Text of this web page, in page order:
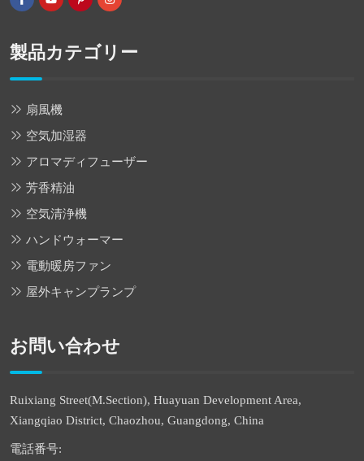
製品カテゴリー
扇風機
空気加湿器
アロマディフューザー
芳香精油
空気清浄機
ハンドウォーマー
電動暖房ファン
屋外キャンプランプ
お問い合わせ
Ruixiang Street(M.Section), Huayuan Development Area,
Xiangqiao District, Chaozhou, Guangdong, China
電話番号: